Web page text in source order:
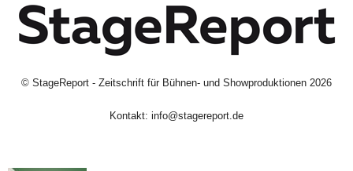
© StageReport - Zeitschrift für Bühnen- und Showproduktionen 2026
Kontakt: info@stagereport.de